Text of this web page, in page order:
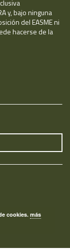
y, bajo ninguna
del EASME ni
hacerse de la
cookies.más